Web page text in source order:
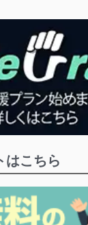
はこちら